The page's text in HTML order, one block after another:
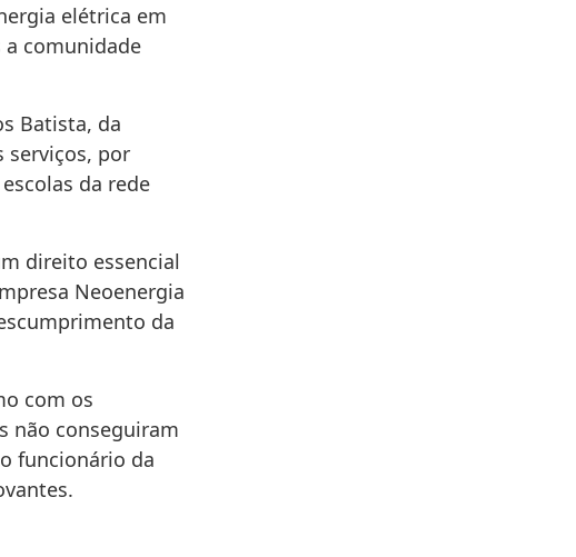
elétrica em
comunidade
Batista, da
serviços, por
da rede
direito essencial
Neoenergia
da
com os
não conseguiram
funcionário da